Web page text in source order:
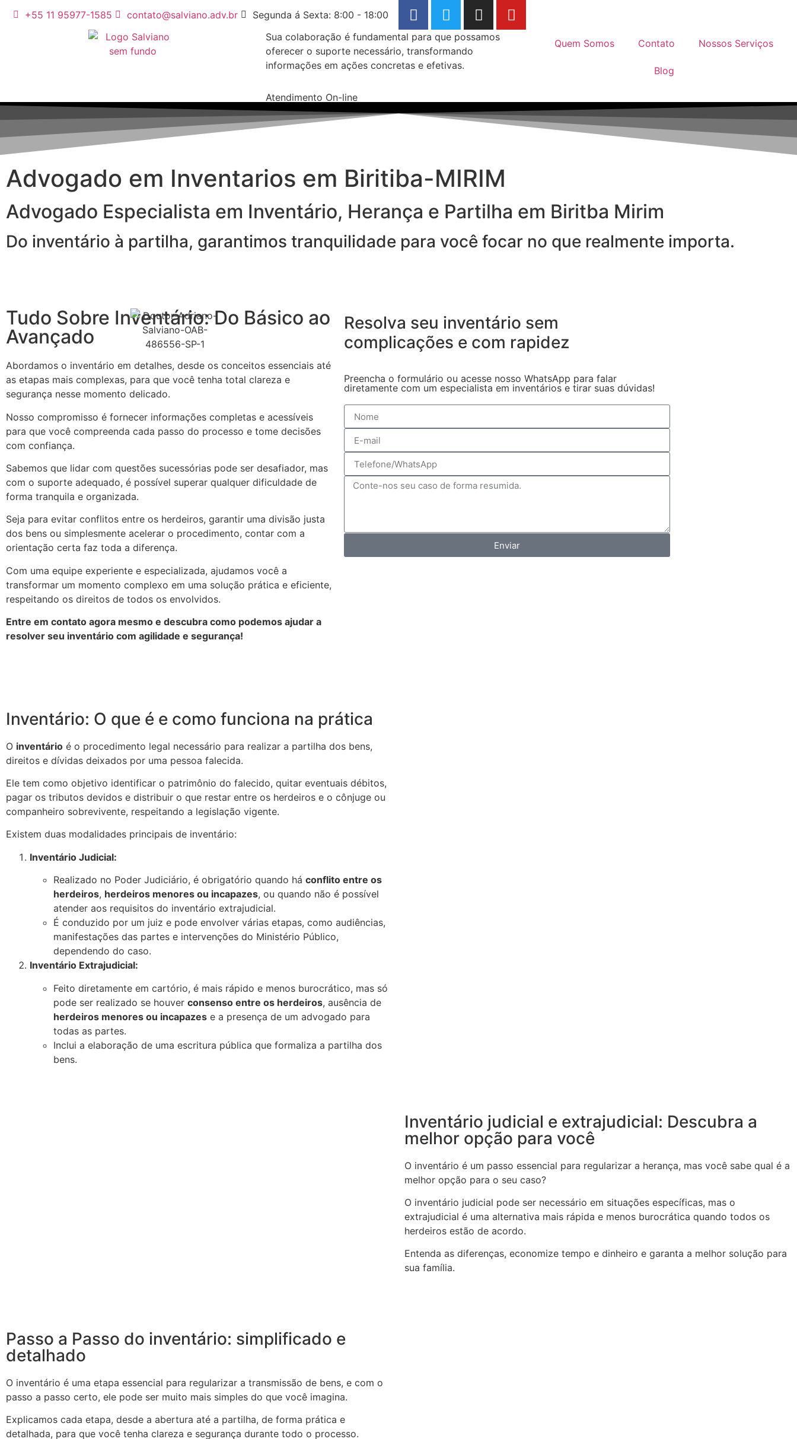
+55 11 95977-1585 contato@salviano.adv.br
Segunda á Sexta: 8:00 - 18:00
Sua colaboração é fundamental para que possamos
oferecer o suporte necessário, transformando
informações em ações concretas e efetivas.
Atendimento On-line
Quem Somos Contato Nossos Serviços
Blog
Advogado em Inventarios em Biritiba-MIRIM
Advogado Especialista em Inventário, Herança e Partilha em Biritba Mirim
Do inventário à partilha, garantimos tranquilidade para você focar no que realmente importa.
Tudo Sobre Inventário: Do Básico ao
Avançado
Abordamos o inventário em detalhes, desde os conceitos essenciais até
as etapas mais complexas, para que você tenha total clareza e
segurança nesse momento delicado.
Nosso compromisso é fornecer informações completas e acessíveis
para que você compreenda cada passo do processo e tome decisões
com confiança.
Sabemos que lidar com questões sucessórias pode ser desafiador, mas
com o suporte adequado, é possível superar qualquer dificuldade de
forma tranquila e organizada.
Seja para evitar conflitos entre os herdeiros, garantir uma divisão justa
dos bens ou simplesmente acelerar o procedimento, contar com a
orientação certa faz toda a diferença.
Com uma equipe experiente e especializada, ajudamos você a
transformar um momento complexo em uma solução prática e eficiente,
respeitando os direitos de todos os envolvidos.
Entre em contato agora mesmo e descubra como podemos ajudar a
resolver seu inventário com agilidade e segurança!
Resolva seu inventário sem
complicações e com rapidez
Preencha o formulário ou acesse nosso WhatsApp para falar
diretamente com um especialista em inventários e tirar suas dúvidas!
Enviar
Inventário: O que é e como funciona na prática
O inventário é o procedimento legal necessário para realizar a partilha dos bens,
direitos e dívidas deixados por uma pessoa falecida.
Ele tem como objetivo identificar o patrimônio do falecido, quitar eventuais débitos,
pagar os tributos devidos e distribuir o que restar entre os herdeiros e o cônjuge ou
companheiro sobrevivente, respeitando a legislação vigente.
Existem duas modalidades principais de inventário:
Inventário Judicial:
Realizado no Poder Judiciário, é obrigatório quando há conflito entre os
herdeiros, herdeiros menores ou incapazes, ou quando não é possível
atender aos requisitos do inventário extrajudicial.
É conduzido por um juiz e pode envolver várias etapas, como audiências,
manifestações das partes e intervenções do Ministério Público,
dependendo do caso.
Inventário Extrajudicial:
Feito diretamente em cartório, é mais rápido e menos burocrático, mas só
pode ser realizado se houver consenso entre os herdeiros, ausência de
herdeiros menores ou incapazes e a presença de um advogado para
todas as partes.
Inclui a elaboração de uma escritura pública que formaliza a partilha dos
bens.
Inventário judicial e extrajudicial: Descubra a
melhor opção para você
O inventário é um passo essencial para regularizar a herança, mas você sabe qual é a
melhor opção para o seu caso?
O inventário judicial pode ser necessário em situações específicas, mas o
extrajudicial é uma alternativa mais rápida e menos burocrática quando todos os
herdeiros estão de acordo.
Entenda as diferenças, economize tempo e dinheiro e garanta a melhor solução para
sua família.
Passo a Passo do inventário: simplificado e
detalhado
O inventário é uma etapa essencial para regularizar a transmissão de bens, e com o
passo a passo certo, ele pode ser muito mais simples do que você imagina.
Explicamos cada etapa, desde a abertura até a partilha, de forma prática e
detalhada, para que você tenha clareza e segurança durante todo o processo.